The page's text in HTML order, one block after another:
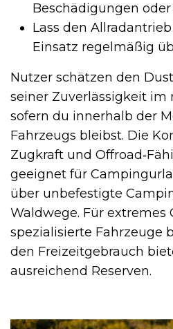
Beschädigungen
Lass den
Einsatz regelmäßig
Nutzer schätzen den
seiner Zuverlässigkeit im
sofern du innerhalb der
Fahrzeugs bleibst. Die
Zugkraft und
geeignet für
über unbefestigte
Waldwege. Für extremes
spezialisierte Fahrzeuge
den Freizeitgebrauch
ausreichend Reserven.